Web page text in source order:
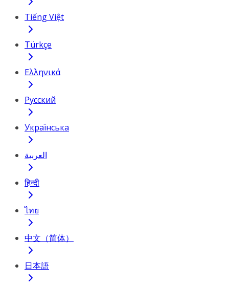
Tiếng Việt
Türkçe
Ελληνικά
Русский
Українська
العربية
हिन्दी
ไทย
中文（简体）
日本語